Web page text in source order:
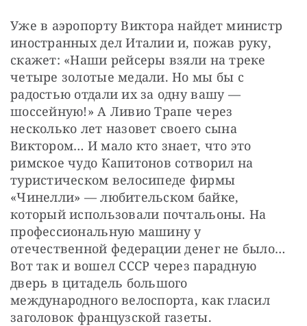
Уже в аэропорту Виктора найдет министр
иностранных дел Италии и, пожав руку,
скажет: «Наши рейсеры взяли на треке
четыре золотые медали. Но мы бы с
радостью отдали их за одну вашу —
шоссейную!» А Ливио Трапе через
несколько лет назовет своего сына
Виктором… И мало кто знает, что это
римское чудо Капитонов сотворил на
туристическом велосипеде фирмы
«Чинелли» — любительском байке,
который использовали почтальоны. На
профессиональную машину у
отечественной федерации денег не было…
Вот так и вошел СССР через парадную
дверь в цитадель большого
международного велоспорта, как гласил
заголовок французской газеты.